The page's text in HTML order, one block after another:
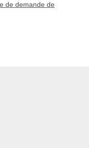
de demande de